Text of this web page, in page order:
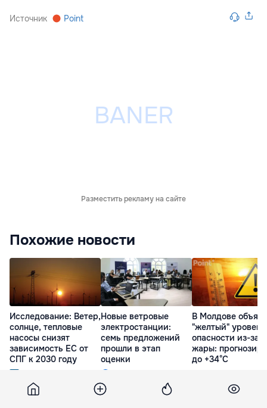
Источник Point
Разместить рекламу на сайте
Похожие новости
Исследование: Ветер,
солнце, тепловые
насосы снизят
зависимость ЕС от
СПГ к 2030 году
Новые ветровые
электростанции:
семь предложений
прошли в этап
оценки
В Молдове
"желтый" уровень
опасности из-за
жары:
до +34°C